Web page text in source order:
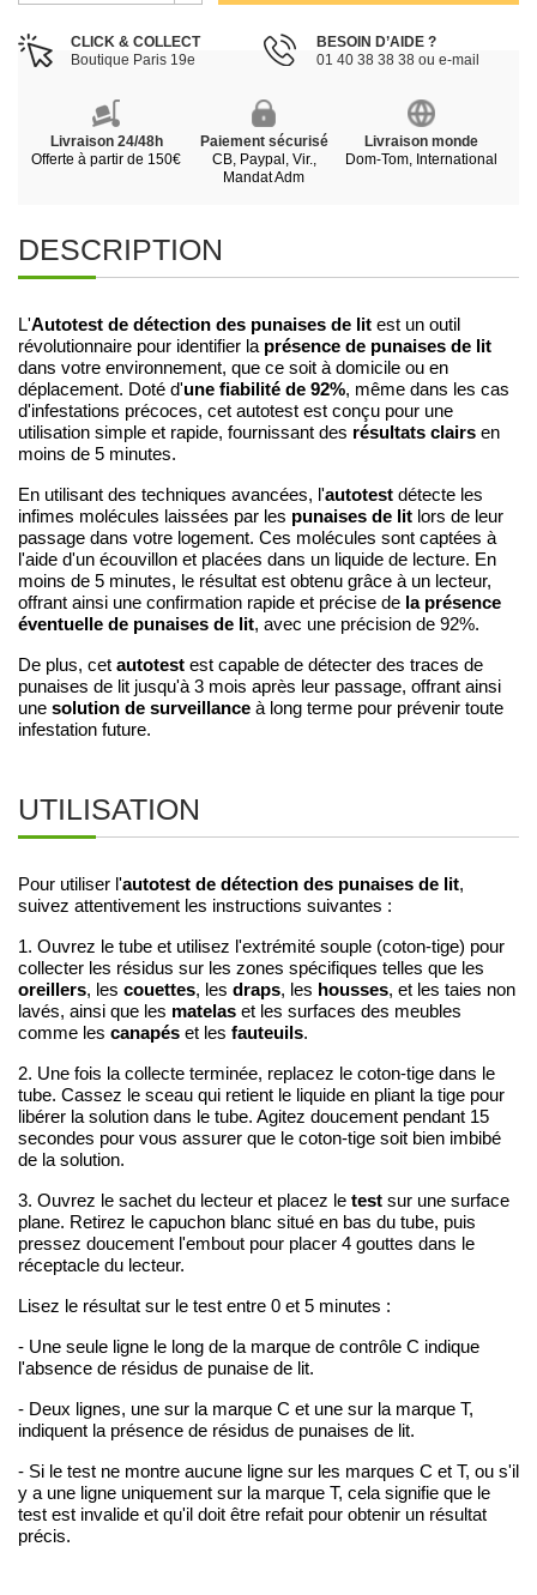
CLICK & COLLECT
Boutique Paris 19e
BESOIN D’AIDE ?
01 40 38 38 38 ou e-mail
Livraison 24/48h
Offerte à partir de 150€
Paiement sécurisé
CB, Paypal, Vir.,
Mandat Adm
Livraison monde
Dom-Tom, International
DESCRIPTION
L'Autotest de détection des punaises de lit est un outil
révolutionnaire pour identifier la présence de punaises de lit
dans votre environnement, que ce soit à domicile ou en
déplacement. Doté d'une fiabilité de 92%, même dans les cas
d'infestations précoces, cet autotest est conçu pour une
utilisation simple et rapide, fournissant des résultats clairs en
moins de 5 minutes.
En utilisant des techniques avancées, l'autotest détecte les
infimes molécules laissées par les punaises de lit lors de leur
passage dans votre logement. Ces molécules sont captées à
l'aide d'un écouvillon et placées dans un liquide de lecture. En
moins de 5 minutes, le résultat est obtenu grâce à un lecteur,
offrant ainsi une confirmation rapide et précise de la présence
éventuelle de punaises de lit, avec une précision de 92%.
De plus, cet autotest est capable de détecter des traces de
punaises de lit jusqu'à 3 mois après leur passage, offrant ainsi
une solution de surveillance à long terme pour prévenir toute
infestation future.
UTILISATION
Pour utiliser l'autotest de détection des punaises de lit,
suivez attentivement les instructions suivantes :
1. Ouvrez le tube et utilisez l'extrémité souple (coton-tige) pour
collecter les résidus sur les zones spécifiques telles que les
oreillers, les couettes, les draps, les housses, et les taies non
lavés, ainsi que les matelas et les surfaces des meubles
comme les canapés et les fauteuils.
2. Une fois la collecte terminée, replacez le coton-tige dans le
tube. Cassez le sceau qui retient le liquide en pliant la tige pour
libérer la solution dans le tube. Agitez doucement pendant 15
secondes pour vous assurer que le coton-tige soit bien imbibé
de la solution.
3. Ouvrez le sachet du lecteur et placez le test sur une surface
plane. Retirez le capuchon blanc situé en bas du tube, puis
pressez doucement l'embout pour placer 4 gouttes dans le
réceptacle du lecteur.
Lisez le résultat sur le test entre 0 et 5 minutes :
- Une seule ligne le long de la marque de contrôle C indique
l'absence de résidus de punaise de lit.
- Deux lignes, une sur la marque C et une sur la marque T,
indiquent la présence de résidus de punaises de lit.
- Si le test ne montre aucune ligne sur les marques C et T, ou s'il
y a une ligne uniquement sur la marque T, cela signifie que le
test est invalide et qu'il doit être refait pour obtenir un résultat
précis.